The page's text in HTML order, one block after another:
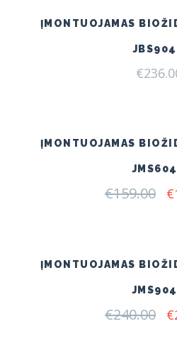
ĮMONTUOJAMAS
€
ĮMONTUOJAMAS
€159.00 €
ĮMONTUOJAMAS
€240.00 €